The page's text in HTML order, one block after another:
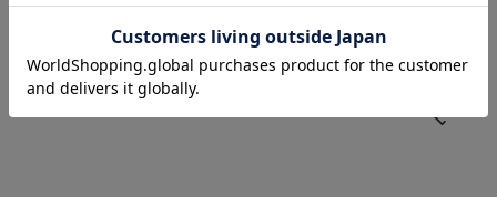
在庫を確認する
在庫を確認する